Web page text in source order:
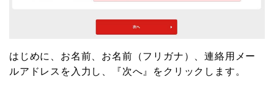
はじめに、お名前、お名前（フリガナ）、連絡用メー
ルアドレスを入力し、『次へ』をクリックします。